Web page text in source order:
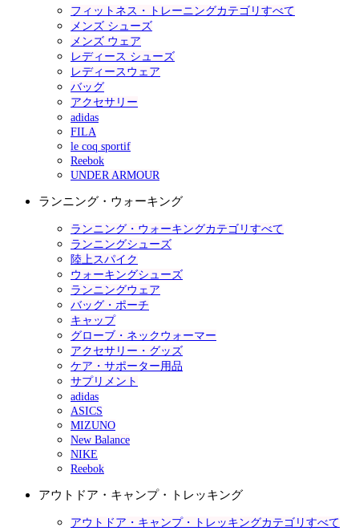
フィットネス・トレーニングカテゴリすべて
メンズ シューズ
メンズ ウェア
レディース シューズ
レディースウェア
バッグ
アクセサリー
adidas
FILA
le coq sportif
Reebok
UNDER ARMOUR
ランニング・ウォーキング
ランニング・ウォーキングカテゴリすべて
ランニングシューズ
陸上スパイク
ウォーキングシューズ
ランニングウェア
バッグ・ポーチ
キャップ
グローブ・ネックウォーマー
アクセサリー・グッズ
ケア・サポーター用品
サプリメント
adidas
ASICS
MIZUNO
New Balance
NIKE
Reebok
アウトドア・キャンプ・トレッキング
アウトドア・キャンプ・トレッキングカテゴリすべて